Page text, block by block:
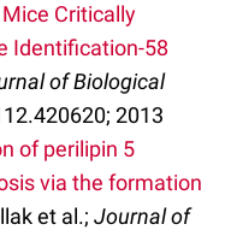
Critically
Identification-58
of Biological
2013
of perilipin 5
via the formation
et al.; Journal of